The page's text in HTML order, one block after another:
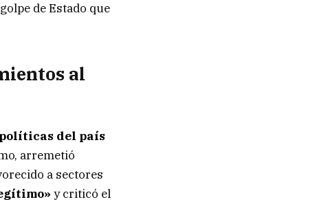
de Estado que
al
del país
arremetió
a sectores
y criticó el